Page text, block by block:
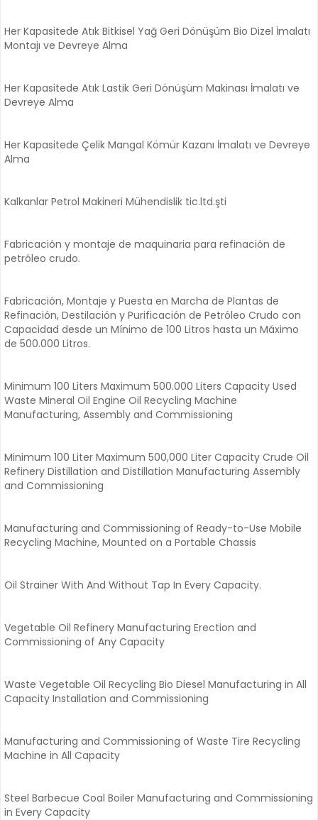
Her Kapasitede Atık Bitkisel Yağ Geri Dönüşüm Bio Dizel İmalatı
Montajı ve Devreye Alma
Her Kapasitede Atık Lastik Geri Dönüşüm Makinası İmalatı ve
Devreye Alma
Her Kapasitede Çelik Mangal Kömür Kazanı İmalatı ve Devreye
Alma
Kalkanlar Petrol Makineri Mühendislik tic.ltd.şti
Fabricación y montaje de maquinaria para refinación de
petróleo crudo.
Fabricación, Montaje y Puesta en Marcha de Plantas de
Refinación, Destilación y Purificación de Petróleo Crudo con
Capacidad desde un Mínimo de 100 Litros hasta un Máximo
de 500.000 Litros.
Minimum 100 Liters Maximum 500.000 Liters Capacity Used
Waste Mineral Oil Engine Oil Recycling Machine
Manufacturing, Assembly and Commissioning
Minimum 100 Liter Maximum 500,000 Liter Capacity Crude Oil
Refinery Distillation and Distillation Manufacturing Assembly
and Commissioning
Manufacturing and Commissioning of Ready-to-Use Mobile
Recycling Machine, Mounted on a Portable Chassis
Oil Strainer With And Without Tap In Every Capacity.
Vegetable Oil Refinery Manufacturing Erection and
Commissioning of Any Capacity
Waste Vegetable Oil Recycling Bio Diesel Manufacturing in All
Capacity Installation and Commissioning
Manufacturing and Commissioning of Waste Tire Recycling
Machine in All Capacity
Steel Barbecue Coal Boiler Manufacturing and Commissioning
in Every Capacity